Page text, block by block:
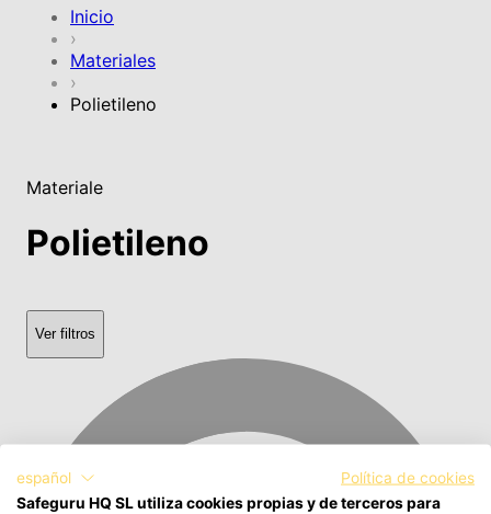
Inicio
›
Materiales
›
Polietileno
Materiale
Polietileno
Ver filtros
español
Política de cookies
Safeguru HQ SL utiliza cookies propias y de terceros para